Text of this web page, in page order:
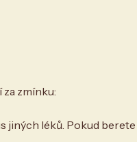
zmínku:
léků. Pokud berete